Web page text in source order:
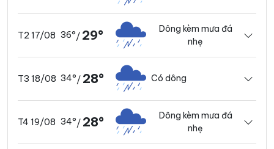
T2 17/08 36°/ 29°
Dông kèm mưa đá
nhẹ
T3 18/08 34°/ 28° Có dông
T4 19/08 34°/ 28°
Dông kèm mưa đá
nhẹ